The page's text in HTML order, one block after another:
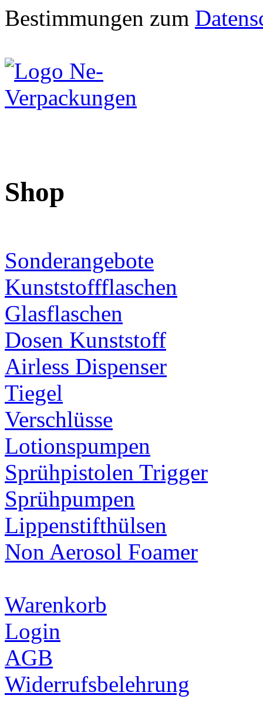
Bestimmungen zum
Shop
Sonderangebote
Kunststoffflaschen
Glasflaschen
Dosen Kunststoff
Airless Dispenser
Tiegel
Verschlüsse
Lotionspumpen
Sprühpistolen Trigger
Sprühpumpen
Lippenstifthülsen
Non Aerosol Foamer
Warenkorb
Login
AGB
Widerrufsbelehrung